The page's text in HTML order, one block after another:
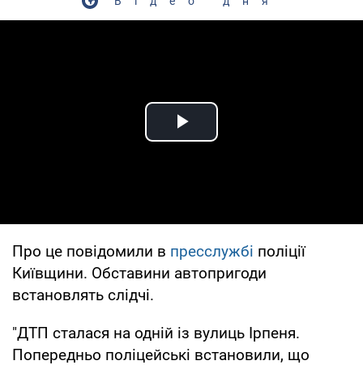
Play Video
Про це повідомили в пресслужбі поліції
Київщини. Обставини автопригоди
встановлять слідчі.
"ДТП сталася на одній із вулиць Ірпеня.
Попередньо поліцейські встановили, що